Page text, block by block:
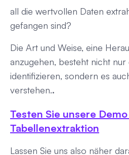
all die wertvollen Daten
gefangen sind?
Die Art und Weise, eine
anzugehen, besteht nicht
identifizieren, sondern es
verstehen..
Testen Sie unsere
Tabellenextraktion
Lassen Sie uns also näher